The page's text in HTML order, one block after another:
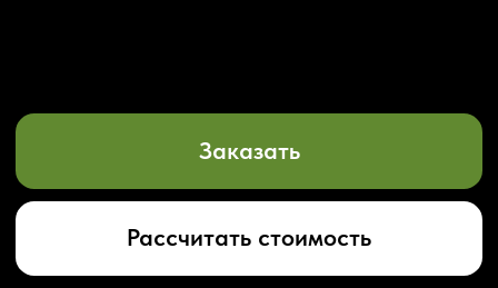
НАШИ УСЛУГИ
Мы предлагаем
по поддержке сайтов
сайтов
Предлагаем полный цикл услуг по созданию
и дальнейшего сопровождения.
Разработка сайта